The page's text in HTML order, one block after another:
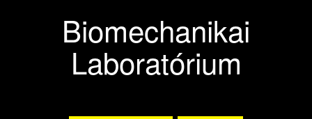
Biomechanikai
Laboratórium